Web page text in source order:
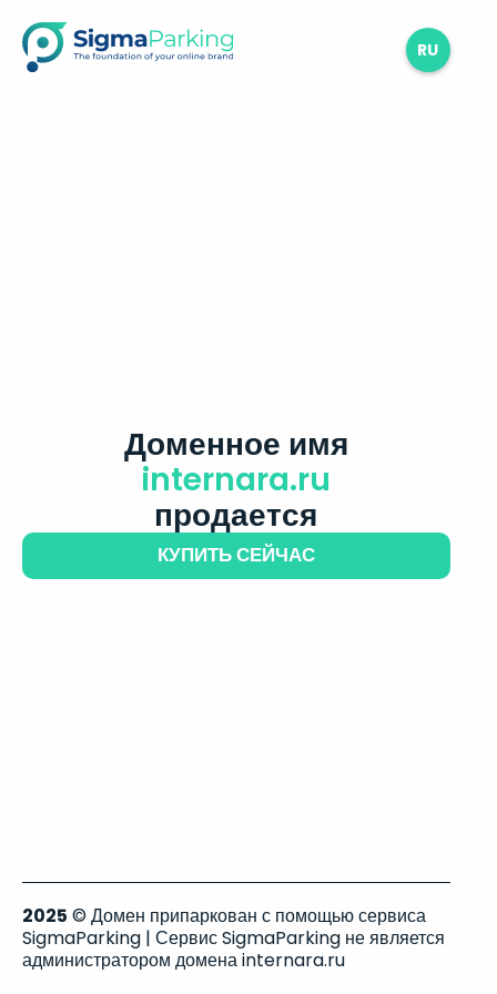
RU
Доменное имя
internara.ru
продается
КУПИТЬ СЕЙЧАС
2025 © Домен припаркован с помощью сервиса
SigmaParking | Сервис SigmaParking не является
администратором домена internara.ru